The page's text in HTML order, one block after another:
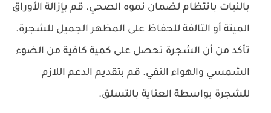
بالنبات بانتظام لضمان نموه الصحي. قم بإزالة الأوراق
الميتة أو التالفة للحفاظ على المظهر الجميل للشجرة.
تأكد من أن الشجرة تحصل على كمية كافية من الضوء
الشمسي والهواء النقي. قم بتقديم الدعم اللازم
للشجرة بواسطة العناية بالتسلق.